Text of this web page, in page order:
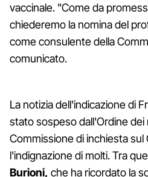
vaccinale. "Come da
chiederemo la nomina del
come consulente della
comunicato.
La notizia dell'indicazione di
stato sospeso dall'Ordine dei
Commissione di inchiesta
l'indignazione di molti. Tra
Burioni, che ha ricordato la